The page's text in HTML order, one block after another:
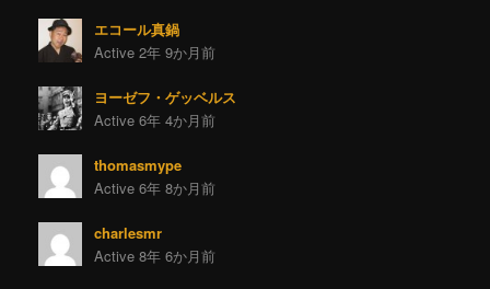
エコール真鍋
Active 2年 9か月前
ヨーゼフ・ゲッベルス
Active 6年 4か月前
thomasmype
Active 6年 8か月前
charlesmr
Active 8年 6か月前